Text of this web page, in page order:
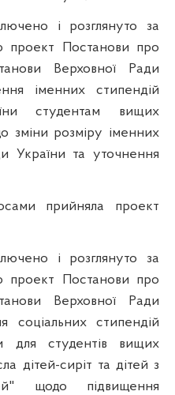
і розглянуто за
проект Постанови про
Верховної Ради
іменних стипендій
студентам вищих
зміни розміру іменних
України та уточнення
прийняла проект
і розглянуто за
проект Постанови про
Верховної Ради
соціальних стипендій
для студентів вищих
дітей-сиріт та дітей з
щодо підвищення